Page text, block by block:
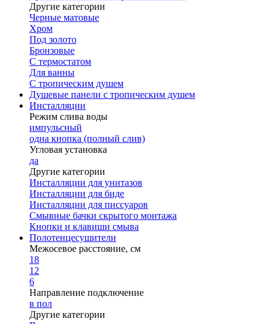
Другие категории
Черные матовые
Хром
Под золото
Бронзовые
С термостатом
Для ванны
С тропическим душем
Душевые панели с тропическим душем
Инсталляции
Режим слива воды
импульсный
одна кнопка (полный слив)
Угловая установка
да
Другие категории
Инсталляции для унитазов
Инсталляции для биде
Инсталляции для писсуаров
Смывные бачки скрытого монтажа
Кнопки и клавиши смыва
Полотенцесушители
Межосевое расстояние, см
18
12
6
Направление подключение
в пол
Другие категории